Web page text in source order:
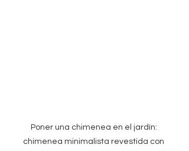
Poner una chimenea en el jardín:
chimenea minimalista revestida con